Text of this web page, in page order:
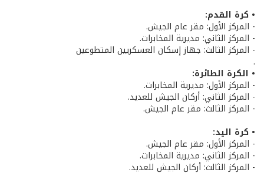
• كرة القدم:
- المركز الأول: مقر عام الجيش.
- المركز الثاني: مديرية المخابرات.
- المركز الثالث: جهاز إسكان العسكريين المتطوعين
.
• الكرة الطائرة:
- المركز الأول: مديرية المخابرات.
- المركز الثاني: أركان الجيش للعديد.
- المركز الثالث: مقر عام الجيش.
• كرة اليد:
- المركز الأول: مقر عام الجيش.
- المركز الثاني: مديرية المخابرات.
- المركز الثالث: أركان الجيش للعديد.